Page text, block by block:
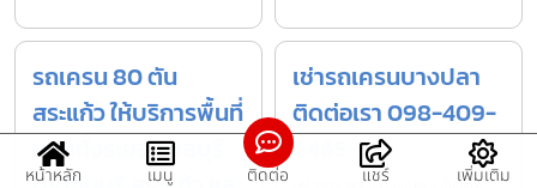
รถเครน 80 ตัน
สระแก้ว ให้บริการพื้นที่
หลักทั้งระยอง ชลบุรี
เช่ารถเครนบางปลา
ติดต่อเรา 098-409-
6465
หน้าหลัก เมนู ติดต่อ แชร์ เพิ่มเติม